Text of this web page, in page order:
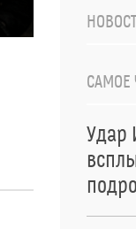
САМОЕ
Удар